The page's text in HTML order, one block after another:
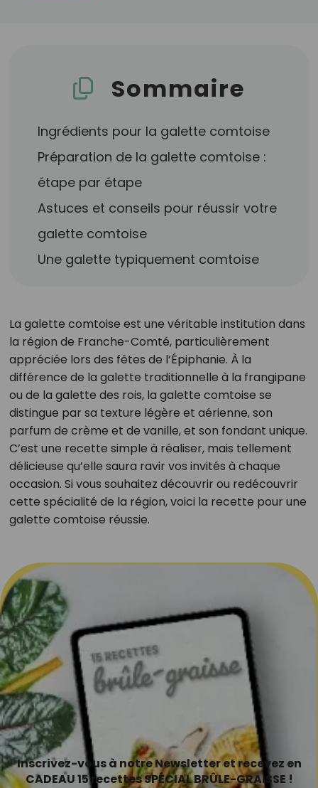
Sommaire
Ingrédients pour la galette comtoise
Préparation de la galette comtoise :
étape par étape
Astuces et conseils pour réussir votre
galette comtoise
Une galette typiquement comtoise
La galette comtoise est une véritable institution dans
la région de Franche-Comté, particulièrement
appréciée lors des fêtes de l’Épiphanie. À la
différence de la galette traditionnelle à la frangipane
ou de la galette des rois, la galette comtoise se
distingue par sa texture légère et aérienne, son
parfum de crème et de vanille, et son fondant unique.
C’est une recette simple à réaliser, mais tellement
délicieuse qu’elle saura ravir vos invités à chaque
occasion. Si vous souhaitez découvrir ou redécouvrir
cette spécialité de la région, voici la recette pour une
galette comtoise réussie.
Inscrivez-vous à notre Newsletter et recevez en
CADEAU 15 recettes SPÉCIAL BRÛLE-GRAISSE !